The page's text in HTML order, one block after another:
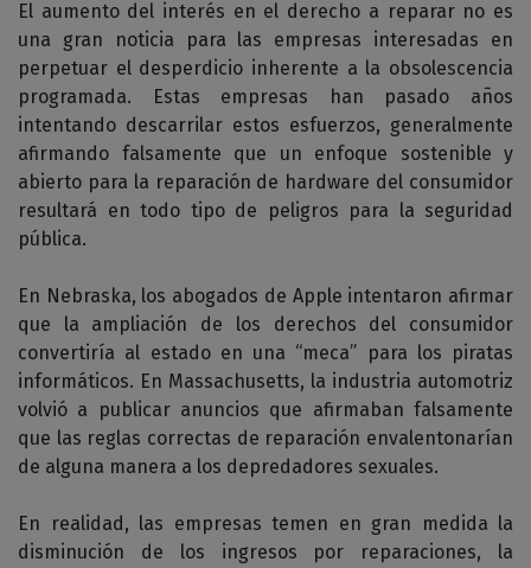
El aumento del interés en el derecho a reparar no es
una gran noticia para las empresas interesadas en
perpetuar el desperdicio inherente a la obsolescencia
programada. Estas empresas han pasado años
intentando descarrilar estos esfuerzos, generalmente
afirmando falsamente que un enfoque sostenible y
abierto para la reparación de hardware del consumidor
resultará en todo tipo de peligros para la seguridad
pública.
En Nebraska, los abogados de Apple intentaron afirmar
que la ampliación de los derechos del consumidor
convertiría al estado en una “meca” para los piratas
informáticos. En Massachusetts, la industria automotriz
volvió a publicar anuncios que afirmaban falsamente
que las reglas correctas de reparación envalentonarían
de alguna manera a los depredadores sexuales.
En realidad, las empresas temen en gran medida la
disminución de los ingresos por reparaciones, la